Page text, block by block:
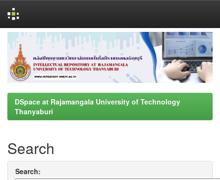
navigation
DSpace at Rajamangala University of Technology
Thanyaburi
Search
Search: